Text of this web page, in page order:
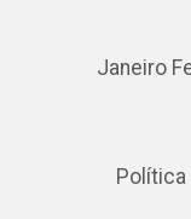
Janeiro
Política